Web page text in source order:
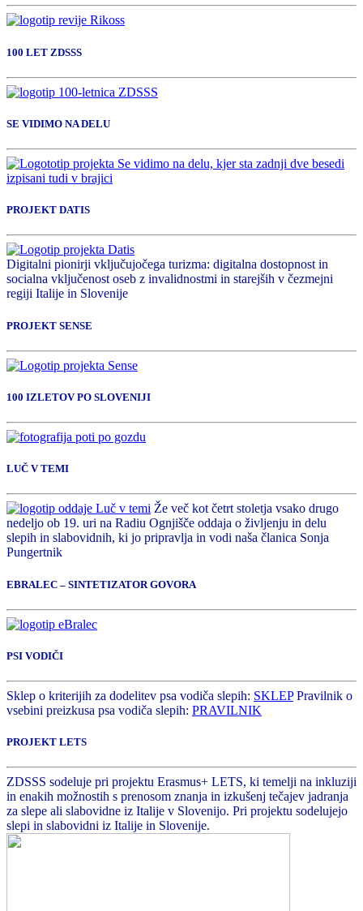
100 LET ZDSSS
SE VIDIMO NA DELU
PROJEKT DATIS
Digitalni pionirji vključujočega turizma: digitalna dostopnost in
socialna vključenost oseb z invalidnostmi in starejših v čezmejni
regiji Italije in Slovenije
PROJEKT SENSE
100 IZLETOV PO SLOVENIJI
LUČ V TEMI
Že več kot četrt stoletja vsako drugo
nedeljo ob 19. uri na Radiu Ognjišče oddaja o življenju in delu
slepih in slabovidnih, ki jo pripravlja in vodi naša članica Sonja
Pungertnik
EBRALEC – SINTETIZATOR GOVORA
PSI VODIČI
Sklep o kriterijih za dodelitev psa vodiča slepih: SKLEPPravilnik o
vsebini preizkusa psa vodiča slepih: PRAVILNIK
PROJEKT LETS
ZDSSS sodeluje pri projektu Erasmus+ LETS, ki temelji na inkluziji
in enakih možnostih s prenosom znanja in izkušenj tečajev jadranja
za slepe ali slabovidne iz Italije v Slovenijo. Pri projektu sodelujejo
slepi in slabovidni iz Italije in Slovenije.